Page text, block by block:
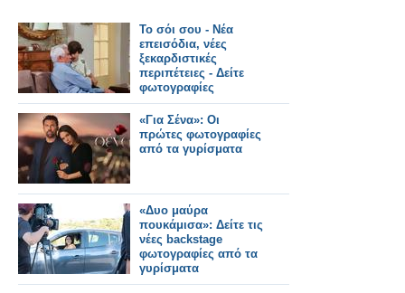
Το σόι σου - Νέα
επεισόδια, νέες
ξεκαρδιστικές
περιπέτειες - Δείτε
φωτογραφίες
«Για Σένα»: Οι
πρώτες φωτογραφίες
από τα γυρίσματα
«Δυο μαύρα
πουκάμισα»: Δείτε τις
νέες backstage
φωτογραφίες από τα
γυρίσματα